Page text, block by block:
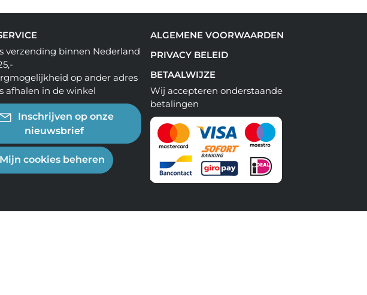
verzending binnen Nederland
op ander adres
afhalen in de winkel
Inschrijven op onze
nieuwsbrief
Mijn cookies beheren
ALGEMENE VOORWAARDEN
PRIVACY BELEID
BETAALWIJZE
Wij accepteren onderstaande
betalingen